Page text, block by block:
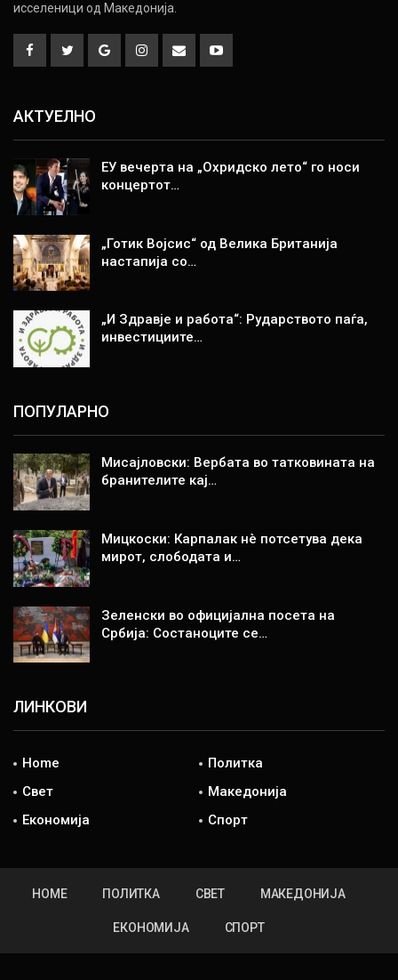
исселеници од Македонија.
АКТУЕЛНО
ЕУ вечерта на „Охридско лето“ го носи
концертот…
„Готик Војсис“ од Велика Британија
настапија со…
„И Здравје и работа“: Рударството паѓа,
инвестициите…
ПОПУЛАРНО
Мисајловски: Вербата во татковината на
бранителите кај…
Мицкоски: Карпалак нè потсетува дека
мирот, слободата и…
Зеленски во официјална посета на
Србија: Состаноците се…
ЛИНКОВИ
Home
Политка
Свет
Македонија
Економија
Спорт
HOME ПОЛИТКА СВЕТ МАКЕДОНИЈА
ЕКОНОМИЈА СПОРТ